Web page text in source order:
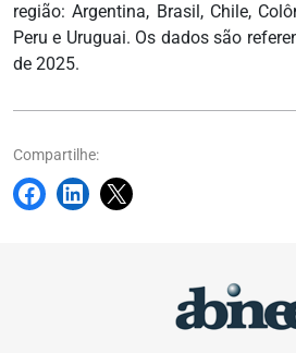
região: Argentina, Brasil, Chile,
Peru e Uruguai. Os dados são
de 2025.
Compartilhe: